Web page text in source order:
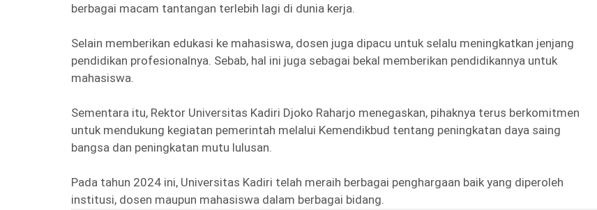
berbagai macam tantangan terlebih lagi di dunia kerja.
Selain memberikan edukasi ke mahasiswa, dosen juga dipacu untuk selalu meningkatkan jenjang
pendidikan profesionalnya. Sebab, hal ini juga sebagai bekal memberikan pendidikannya untuk
mahasiswa.
Sementara itu, Rektor Universitas Kadiri Djoko Raharjo menegaskan, pihaknya terus berkomitmen
untuk mendukung kegiatan pemerintah melalui Kemendikbud tentang peningkatan daya saing
bangsa dan peningkatan mutu lulusan.
Pada tahun 2024 ini, Universitas Kadiri telah meraih berbagai penghargaan baik yang diperoleh
institusi, dosen maupun mahasiswa dalam berbagai bidang.